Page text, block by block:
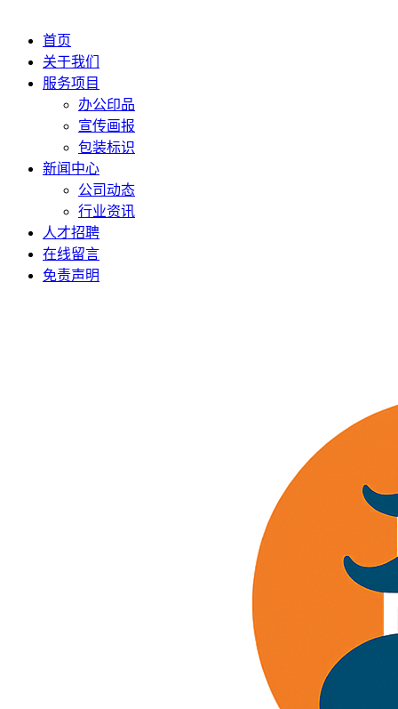
首页
关于我们
服务项目
办公印品
宣传画报
包装标识
新闻中心
公司动态
行业资讯
人才招聘
在线留言
免责声明